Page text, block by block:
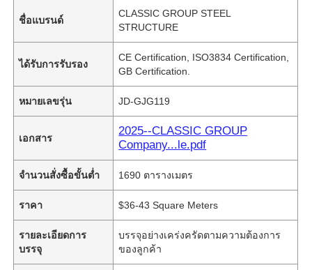
ชื่อแบรนด์
CLASSIC GROUP STEEL
STRUCTURE
ได้รับการรับรอง
CE Certification, ISO3834 Certification,
GB Certification.
หมายเลขรุ่น JD-GJG119
เอกสาร
2025--CLASSIC GROUP
Company...le.pdf
จำนวนสั่งซื้อขั้นต่ำ 1690 ตารางเมตร
ราคา $36-43 Square Meters
รายละเอียดการ
บรรจุ
บรรจุอย่างเคร่งครัดตามความต้องการ
ของลูกค้า